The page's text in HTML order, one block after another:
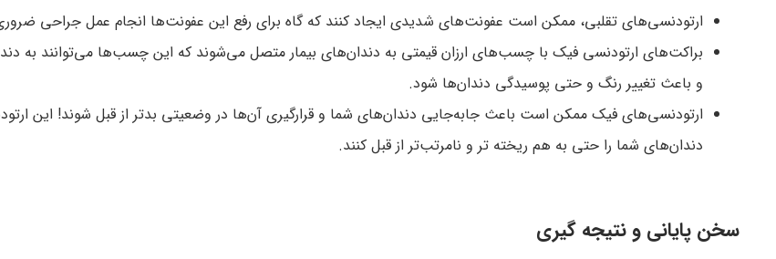
ارتودنسی‌های تقلبی، ممکن است عفونت‌های شدیدی ایجاد کنند که گاه برای رفع این عفونت‌ها انجام عمل جراحی
براکت‌های ارتودنسی فیک با چسب‌های ارزان قیمتی به دندان‌های بیمار متصل می‌شوند که این چسب‌ها می‌توانند به
و باعث تغییر رنگ و حتی پوسیدگی دندان‌ها شود.
ارتودنسی‌های فیک ممکن است باعث جابه‌جایی دندان‌های شما و قرارگیری آن‌ها در وضعیتی بدتر از قبل شوند! این
دندان‌های شما را حتی به‌ هم ریخته تر و نامرتب‌تر از قبل کنند.
سخن پایانی و نتیجه گیری